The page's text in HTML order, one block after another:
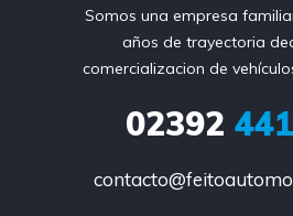
Somos una empresa
años de trayectoria
comercializacion de
02392